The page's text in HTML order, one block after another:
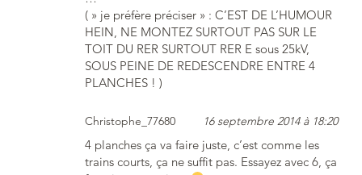
( » je préfère préciser » : C’EST DE L’HUMOUR
HEIN, NE MONTEZ SURTOUT PAS SUR LE
TOIT DU RER SURTOUT RER E sous 25kV,
SOUS PEINE DE REDESCENDRE ENTRE 4
PLANCHES ! )
Christophe_77680 16 septembre 2014 à 18:20
4 planches ça va faire juste, c’est comme les
trains courts, ça ne suffit pas. Essayez avec 6, ça